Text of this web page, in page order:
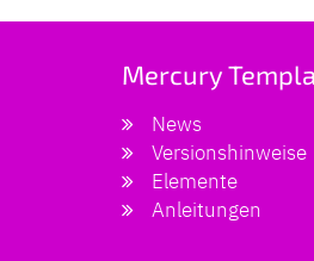
Mercury
News
Versionshinweise
Elemente
Anleitungen